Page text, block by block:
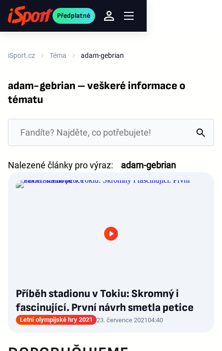
Předplatné
iSport.cz Téma adam-gebrian
adam-gebrian – veškeré informace o
tématu
Nalezené články pro výraz: adam-gebrian
Příběh stadionu v Tokiu: Skromný i
fascinující. První návrh smetla petice
Letní olympijské hry 2021 23. července 202104:40